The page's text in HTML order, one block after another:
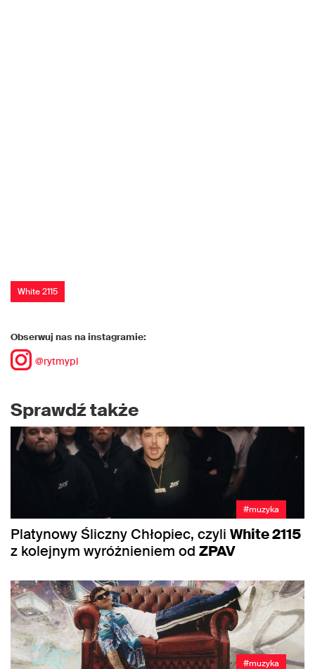
White 2115
Obserwuj nas na instagramie:
@rytmypl
Sprawdź także
#muzyka
Platynowy Śliczny Chłopiec, czyli White 2115
z kolejnym wyróżnieniem od ZPAV
#muzyka